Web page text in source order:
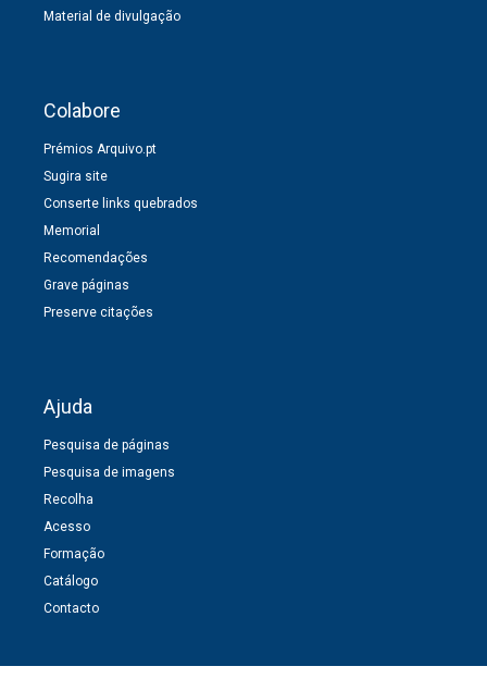
Material de divulgação
Colabore
Prémios Arquivo.pt
Sugira site
Conserte links quebrados
Memorial
Recomendações
Grave páginas
Preserve citações
Ajuda
Pesquisa de páginas
Pesquisa de imagens
Recolha
Acesso
Formação
Catálogo
Contacto